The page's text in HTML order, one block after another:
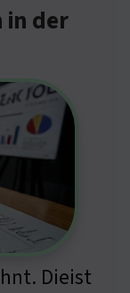
in der
Dieist